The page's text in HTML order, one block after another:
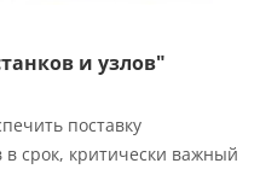
и узлов"
поставку
в срок, критически важный